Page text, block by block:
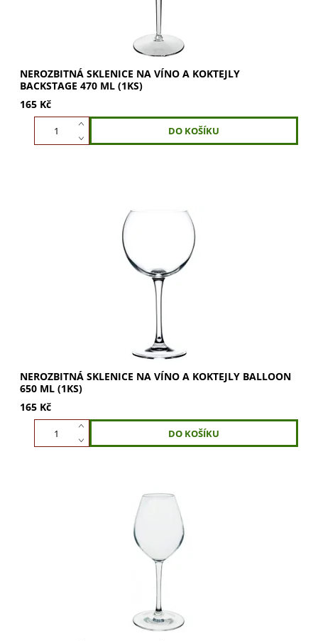
NEROZBITNÁ SKLENICE NA VÍNO A KOKTEJLY
BACKSTAGE 470 ML (1KS)
165 Kč
Nerozbitná sklenice Balloon 65 cl na víno a koktejly.
Vychutnejte si naplno vůně vína i chuť koktejlů. Ideální
pro každou příležitost. Kupte nyní!
NEROZBITNÁ SKLENICE NA VÍNO A KOKTEJLY BALLOON
650 ML (1KS)
165 Kč
Nerozbitná sklenice na víno Clubhouse 510 ml.
Vychutnejte si plnou chuť a vůni vína. Ideální pro bílé i
červené. Nakupte nyní a objevte dokonalý...